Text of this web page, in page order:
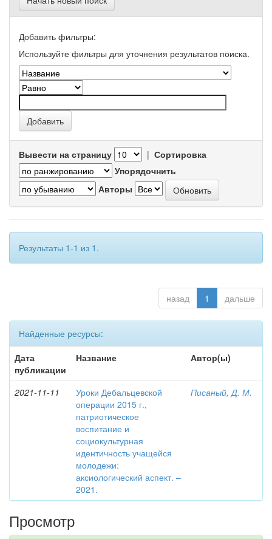
Добавить фильтры:
Используйте фильтры для уточнения результатов поиска.
Вывести на страницу | Сортировка
Упорядочнить
Авторы
Результаты 1-1 из 1.
назад 1 дальше
Найденные ресурсы:
Дата
публикации
Название Автор(ы)
2021-11-11
Уроки Дебальцевской
операции 2015 г.,
патриотическое
воспитание и
социокультурная
идентичность учащейся
молодежи:
аксиологический аспект. –
2021.
Писаный, Д. М.
Просмотр